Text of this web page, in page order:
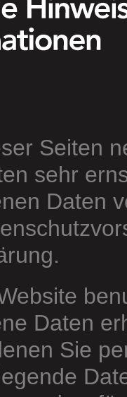
Seiten
sehr
Daten
Daten
Sie